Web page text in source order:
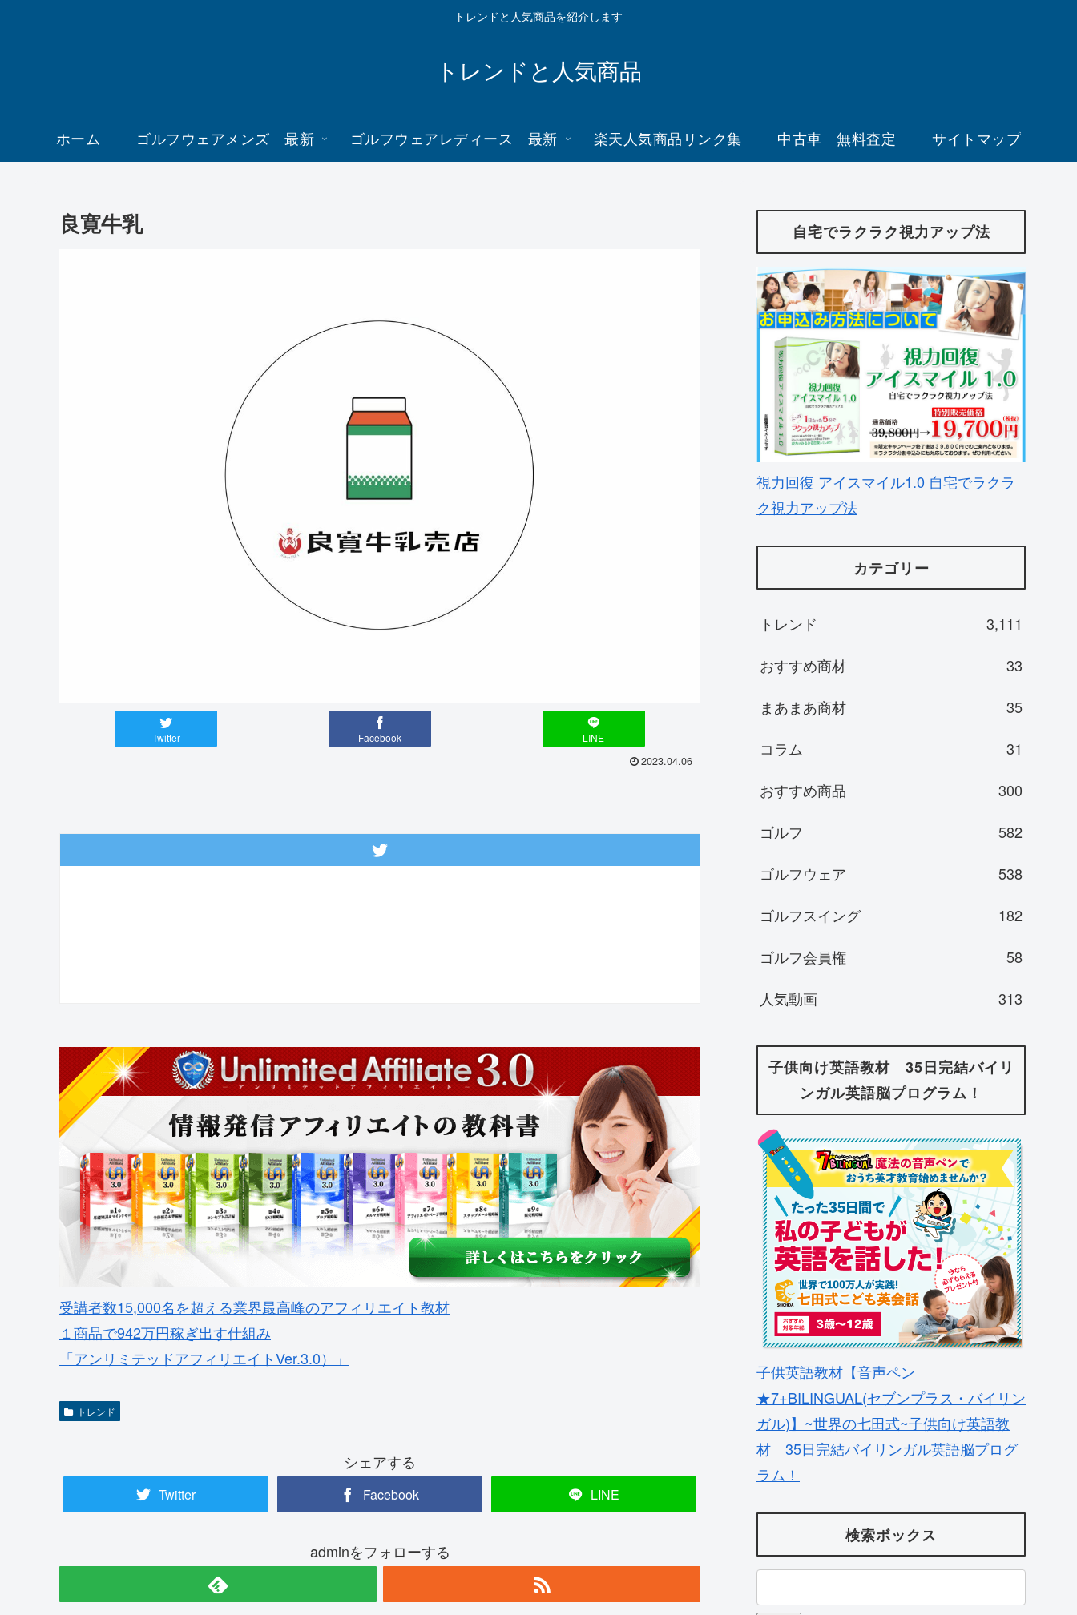
トレンドと人気商品を紹介します
トレンドと人気商品
ホーム ゴルフウェアメンズ 最新 ゴルフウェアレディース 最新 楽天人気商品リンク集 中古車 無料査定 サイトマップ
良寛牛乳
Twitter Facebook LINE
2023.04.06
受講者数15,000名を超える業界最高峰のアフィリエイト教材
１商品で942万円稼ぎ出す仕組み
「アンリミテッドアフィリエイトVer.3.0）」
トレンド
シェアする
Twitter Facebook LINE
adminをフォローする
自宅でラクラク視力アップ法
視力回復 アイスマイル1.0 自宅でラクラ
ク視力アップ法
カテゴリー
トレンド
3,111
おすすめ商材
33
まあまあ商材
35
コラム
31
おすすめ商品
300
ゴルフ
582
ゴルフウェア
538
ゴルフスイング
182
ゴルフ会員権
58
人気動画
313
子供向け英語教材 35日完結バイリ
ンガル英語脳プログラム！
子供英語教材【音声ペン
★7+BILINGUAL(セブンプラス・バイリン
ガル)】~世界の七田式~子供向け英語教
材 35日完結バイリンガル英語脳プログ
ラム！
検索ボックス